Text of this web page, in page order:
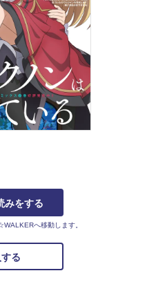
みをする
へ移動します。
る